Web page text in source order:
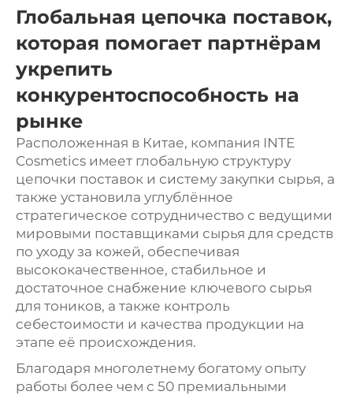
Глобальная цепочка поставок,
которая помогает партнёрам
укрепить
конкурентоспособность на
рынке
Расположенная в Китае, компания INTE
Cosmetics имеет глобальную структуру
цепочки поставок и систему закупки сырья, а
также установила углублённое
стратегическое сотрудничество с ведущими
мировыми поставщиками сырья для средств
по уходу за кожей, обеспечивая
высококачественное, стабильное и
достаточное снабжение ключевого сырья
для тоников, а также контроль
себестоимости и качества продукции на
этапе её происхождения.
Благодаря многолетнему богатому опыту
работы более чем с 50 премиальными